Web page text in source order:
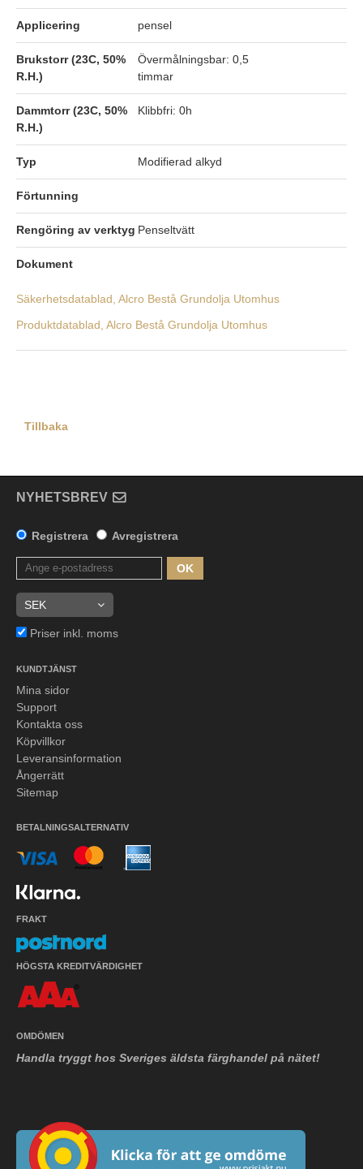
Applicering pensel
Brukstorr (23C, 50%
R.H.)
Övermålningsbar: 0,5
timmar
Dammtorr (23C, 50%
R.H.)
Klibbfri: 0h
Typ Modifierad alkyd
Förtunning
Rengöring av verktyg Penseltvätt
Dokument
Säkerhetsdatablad, Alcro Bestå Grundolja Utomhus
Produktdatablad, Alcro Bestå Grundolja Utomhus
Tillbaka
NYHETSBREV
Registrera Avregistrera
OK
Priser inkl. moms
KUNDTJÄNST
Mina sidor
Support
Kontakta oss
Köpvillkor
Leveransinformation
Ångerrätt
Sitemap
BETALNINGSALTERNATIV
FRAKT
HÖGSTA KREDITVÄRDIGHET
OMDÖMEN
Handla tryggt hos Sveriges äldsta färghandel på nätet!